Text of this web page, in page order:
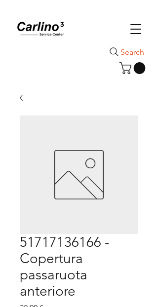
Search
51717136166 -
Copertura
passaruota
anteriore